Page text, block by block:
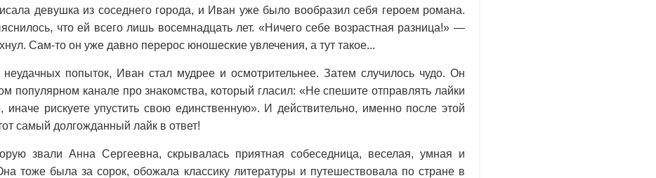
девушка из соседнего города, и Иван уже было вообразил себя героем романа.
что ей всего лишь восемнадцать лет. «Ничего себе возрастная разница!» —
Сам-то он уже давно перерос юношеские увлечения, а тут такое...
неудачных попыток, Иван стал мудрее и осмотрительнее. Затем случилось чудо. Он
популярном канале про знакомства, который гласил: «Не спешите отправлять лайки
иначе рискуете упустить свою единственную». И действительно, именно после этой
самый долгожданный лайк в ответ!
звали Анна Сергеевна, скрывалась приятная собеседница, веселая, умная и
тоже была за сорок, обожала классику литературы и путешествовала по стране в